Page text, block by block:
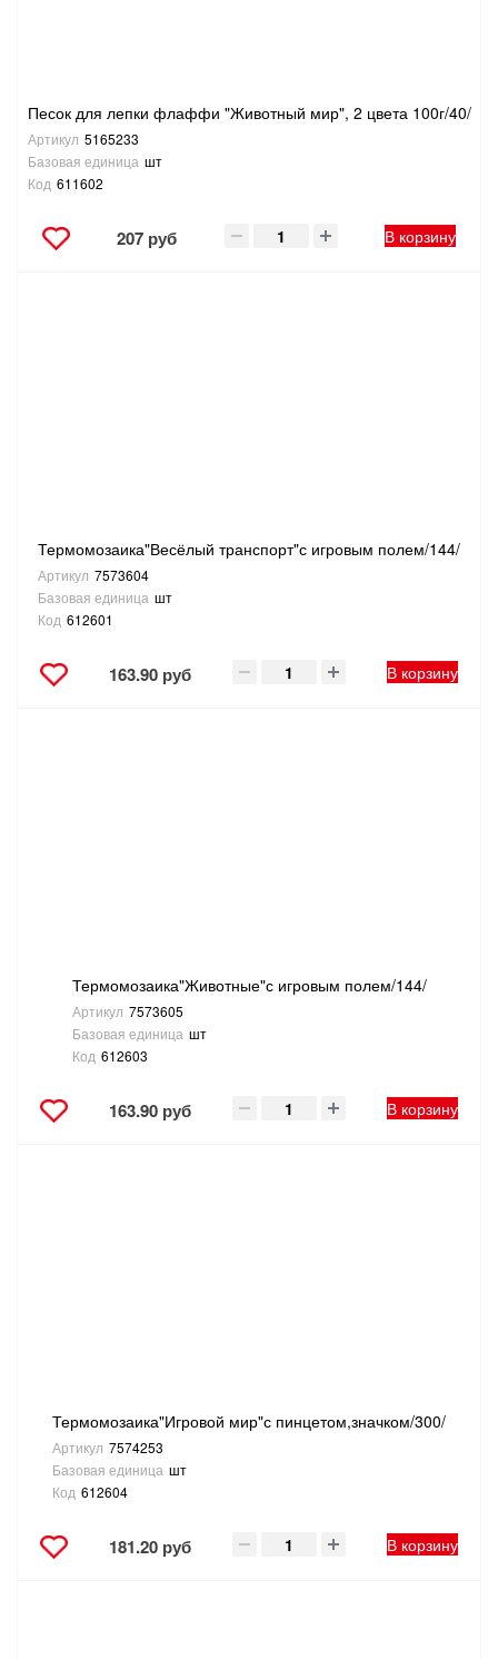
Песок для лепки флаффи "Животный мир", 2 цвета 100г/40/
Артикул 5165233
Базовая единица шт
Код 611602
207 руб В корзину
Термомозаика"Весёлый транспорт"с игровым полем/144/
Артикул 7573604
Базовая единица шт
Код 612601
163.90 руб В корзину
Термомозаика"Животные"с игровым полем/144/
Артикул 7573605
Базовая единица шт
Код 612603
163.90 руб В корзину
Термомозаика"Игровой мир"с пинцетом,значком/300/
Артикул 7574253
Базовая единица шт
Код 612604
181.20 руб В корзину